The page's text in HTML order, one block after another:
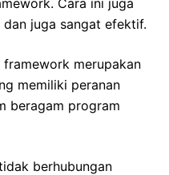
Cara ini juga
juga sangat efektif.
framework merupakan
memiliki peranan
beragam program
berhubungan